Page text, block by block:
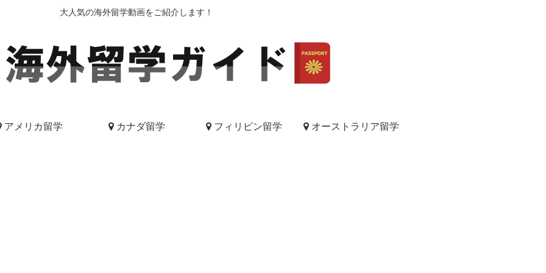
大人気の海外留学動画をご紹介します！
アメリカ留学 カナダ留学 フィリピン留学 オーストラリア留学